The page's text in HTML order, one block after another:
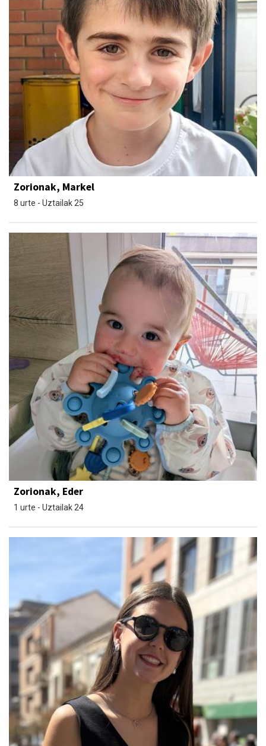
Zorionak, Markel
8 urte - Uztailak 25
Zorionak, Eder
1 urte - Uztailak 24